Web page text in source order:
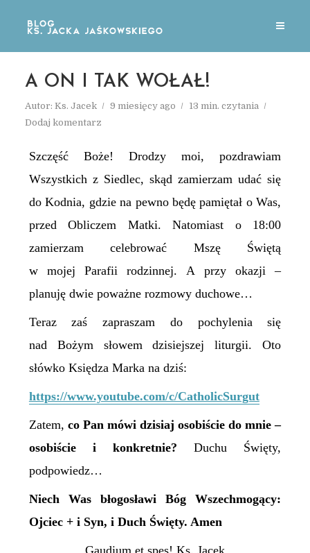
A ON I TAK WOŁAŁ!
Autor: Ks. Jacek 9 miesięcy ago
13 min. czytania
Dodaj komentarz
Szczęść Boże! Drodzy moi, pozdrawiam
Wszystkich z Siedlec, skąd zamierzam udać się
do Kodnia, gdzie na pewno będę pamiętał o Was,
przed Obliczem Matki. Natomiast o 18:00
zamierzam celebrować Mszę Świętą
w mojej Parafii rodzinnej. A przy okazji –
planuję dwie poważne rozmowy duchowe…
Teraz zaś zapraszam do pochylenia się
nad Bożym słowem dzisiejszej liturgii. Oto
słówko Księdza Marka na dziś:
https://www.youtube.com/c/CatholicSurgut
Zatem, co Pan mówi dzisiaj osobiście do mnie –
osobiście i konkretnie? Duchu Święty,
podpowiedz…
Niech Was błogosławi Bóg Wszechmogący:
Ojciec + i Syn, i Duch Święty. Amen
Gaudium et spes! Ks. Jacek